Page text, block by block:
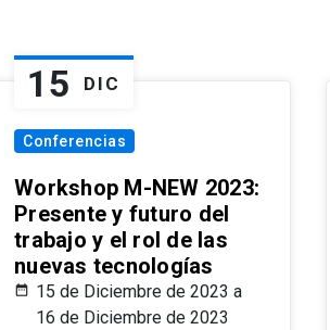
15 DIC
Conferencias
Workshop M-NEW 2023:
Presente y futuro del
trabajo y el rol de las
nuevas tecnologías
15 de Diciembre de 2023 a
16 de Diciembre de 2023